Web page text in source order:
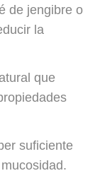
de jengibre o
la
que
suficiente